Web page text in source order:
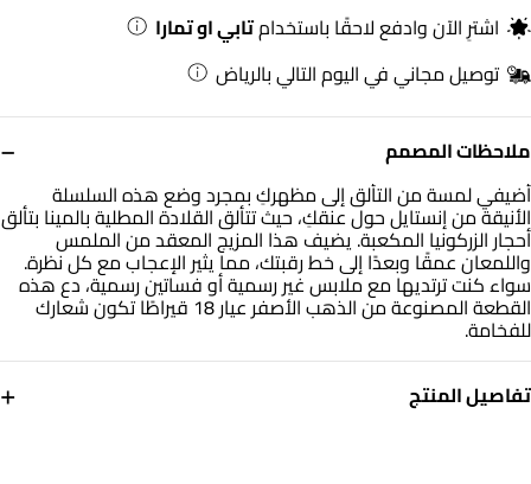
ملاحظات المصمم −
أضيفي لمسة من التألق إلى مظهركِ بمجرد وضع هذه السلسلة
الأنيقة من إنستايل حول عنقكِ، حيث تتألق القلادة المطلية بالمينا بتألق
أحجار الزركونيا المكعبة. يضيف هذا المزيج المعقد من الملمس
واللمعان عمقًا وبعدًا إلى خط رقبتك، مما يثير الإعجاب مع كل نظرة.
سواء كنت ترتديها مع ملابس غير رسمية أو فساتين رسمية، دع هذه
القطعة المصنوعة من الذهب الأصفر عيار 18 قيراطًا تكون شعارك
للفخامة.
تفاصيل المنتج
+
اشترِ الآن وادفع لاحقًا باستخدامتابي او تمارا
توصيل مجاني في اليوم التالي بالرياض